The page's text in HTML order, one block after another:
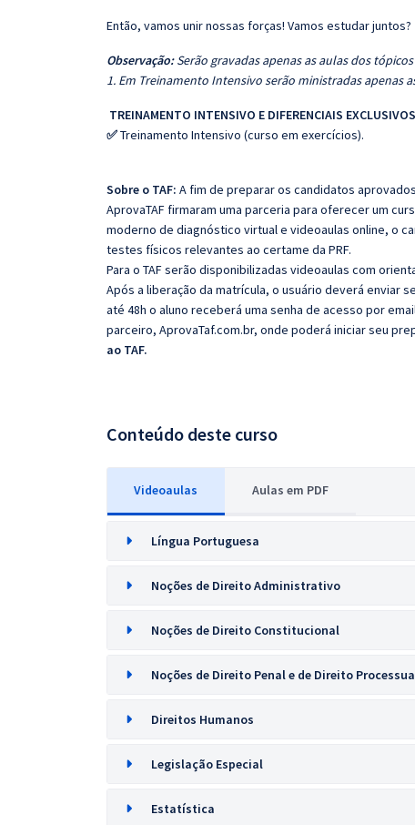
Então, vamos unir nossas forças! Vamos estudar juntos?
Observação:Serão gravadas apenas as aulas dos
1. Em Treinamento Intensivo serão ministradas apenas
TREINAMENTO INTENSIVO E DIFERENCIAIS
✅Treinamento Intensivo (curso em exercícios).
Sobre o TAF: A fim de preparar os candidatos
AprovaTAF firmaram uma parceria para oferecer um
moderno de diagnóstico virtual e videoaulas online, o
testes físicos relevantes ao certame da PRF.
Para o TAF serão disponibilizadas videoaulas com
Após a liberação da matrícula, o usuário deverá enviar
até 48h o aluno receberá uma senha de acesso por
parceiro, AprovaTaf.com.br, onde poderá iniciar seu
ao TAF.
Conteúdo deste curso
Videoaulas Aulas em PDF
Língua Portuguesa
Noções de Direito Administrativo
Noções de Direito Constitucional
Noções de Direito Penal e de Direito
Direitos Humanos
Legislação Especial
Estatística